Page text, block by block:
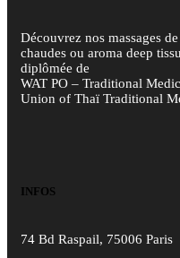
Découvrez nos massages
chaudes ou aroma deep
diplômée de
WAT PO – Traditional
Union of Thaï Traditional
INFOS
74 Bd Raspail, 75006 Paris